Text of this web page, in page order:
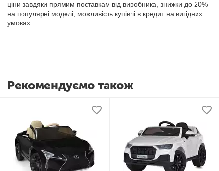
ціни завдяки прямим поставкам від виробника, знижки до 20%
на популярні моделі, можливість купівлі в кредит на вигідних
умовах.
Рекомендуємо також